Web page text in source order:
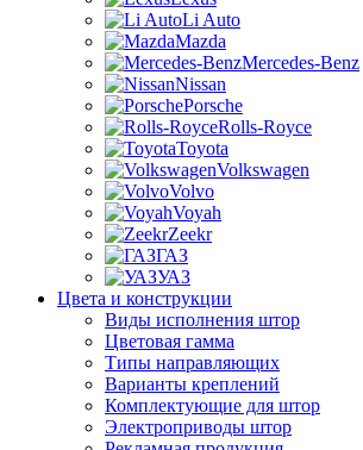
Li Auto
Mazda
Mercedes-Benz
Nissan
Porsche
Rolls-Royce
Toyota
Volkswagen
Volvo
Voyah
Zeekr
ГАЗ
УАЗ
Цвета и конструкции
Виды исполнения штор
Цветовая гамма
Типы направляющих
Варианты креплений
Комплектующие для штор
Электроприводы штор